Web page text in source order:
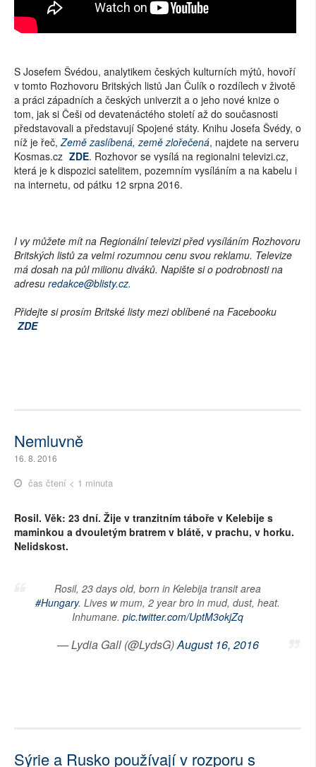
S Josefem Švédou, analytikem českých kulturních mýtů, hovoří
v tomto Rozhovoru Britských listů Jan Čulík o rozdílech v životě
a práci západních a českých univerzit a o jeho nové knize o
tom, jak si Češi od devatenáctého století až do současnosti
představovali a představují Spojené státy. Knihu Josefa Švédy, o
níž je řeč,Země zaslíbená, země zlořečená, najdete na serveru
Kosmas.cz ZDE. Rozhovor se vysílá na regionalni televizi.cz,
která je k dispozici satelitem, pozemním vysíláním a na kabelu i
na internetu, od pátku 12 srpna 2016.
I vy můžete mít na Regionální televizi před vysíláním Rozhovoru
Britských listů za velmi rozumnou cenu svou reklamu. Televize
má dosah na půl milionu diváků. Napište si o podrobnosti na
adresu redakce@blisty.cz.
Přidejte si prosím Britské listy mezi oblíbené na Facebooku
ZDE
Nemluvně
16. 8. 2016
čas čtení < 1 minuta
Rosil. Věk: 23 dní. Žije v tranzitním táboře v Kelebije s
maminkou a dvouletým bratrem v blátě, v prachu, v horku.
Nelidskost.
Rosil, 23 days old, born in Kelebija transit area
#Hungary. Lives w mum, 2 year bro in mud, dust, heat.
Inhumane. pic.twitter.com/UptM3okjZq
— Lydia Gall (@LydsG)August 16, 2016
Sýrie a Rusko používají v rozporu s